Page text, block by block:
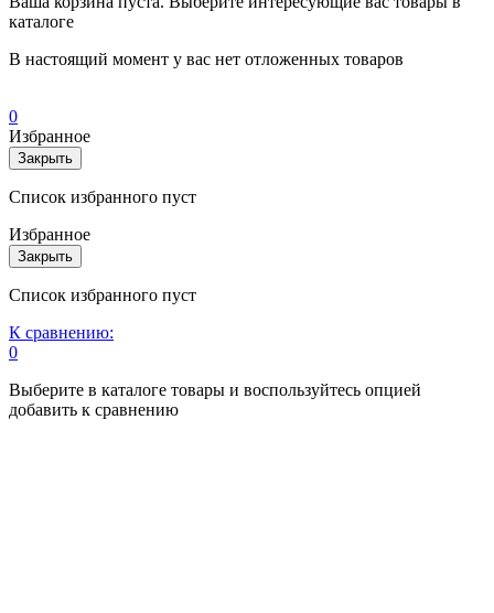
каталоге
В настоящий момент у вас нет отложенных товаров
0
Избранное
Закрыть
Список избранного пуст
Избранное
Закрыть
Список избранного пуст
К сравнению:
0
Выберите в каталоге товары и воспользуйтесь опцией
добавить к сравнению